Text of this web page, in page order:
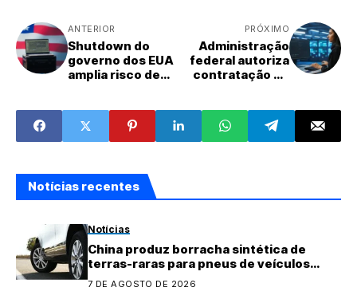
ANTERIOR
Shutdown do
governo dos EUA
amplia risco de
PRÓXIMO
Administração
federal autoriza
contratação de
Notícias recentes
Notícias
China produz borracha sintética de
terras-raras para pneus de veículos
elétricos
7 DE AGOSTO DE 2026